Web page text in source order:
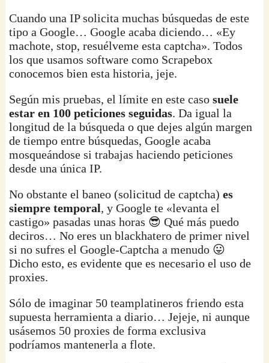
Cuando una IP solicita muchas búsquedas de este
tipo a Google… Google acaba diciendo… «Ey
machote, stop, resuélveme esta captcha». Todos
los que usamos software como Scrapebox
conocemos bien esta historia, jeje.
Según mis pruebas, el límite en este casosuele
estar en 100 peticiones seguidas. Da igual la
longitud de la búsqueda o que dejes algún margen
de tiempo entre búsquedas, Google acaba
mosqueándose si trabajas haciendo peticiones
desde una única IP.
No obstante el baneo (solicitud de captcha)es
siempre temporal, y Google te «levanta el
castigo» pasadas unas horas 😎 Qué más puedo
deciros… No eres un blackhatero de primer nivel
si no sufres el Google-Captcha a menudo 😛
Dicho esto, es evidente que es necesario el uso de
proxies.
Sólo de imaginar 50 teamplatineros friendo esta
supuesta herramienta a diario… Jejeje, ni aunque
usásemos 50 proxies de forma exclusiva
podríamos mantenerla a flote.